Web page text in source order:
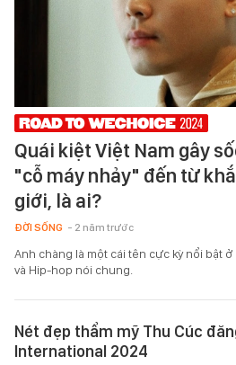
Quái kiệt Việt Nam gây
"cỗ máy nhảy" đến từ
giới, là ai?
ĐỜI SỐNG - 2 năm trước
Anh chàng là một cái tên cực kỳ nổi bật
và Hip-hop nói chung.
Nét đẹp thẩm mỹ Thu Cúc
International 2024